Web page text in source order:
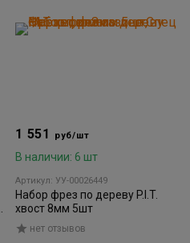
1 551 руб/шт
В наличии: 6 шт
Артикул: УУ-00026449
Набор фрез по дереву P.I.T.
хвост 8мм 5шт
нет отзывов